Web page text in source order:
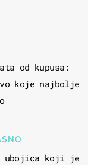
od kupusa:
koje najbolje
ubojica koji je